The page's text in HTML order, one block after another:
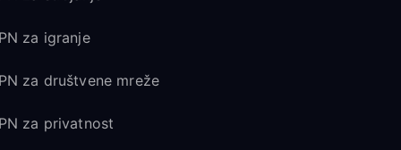
za igranje
za društvene mreže
za privatnost